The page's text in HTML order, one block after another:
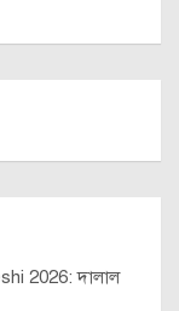
2026: দালাল